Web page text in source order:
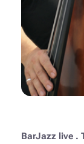
BarJazz live .